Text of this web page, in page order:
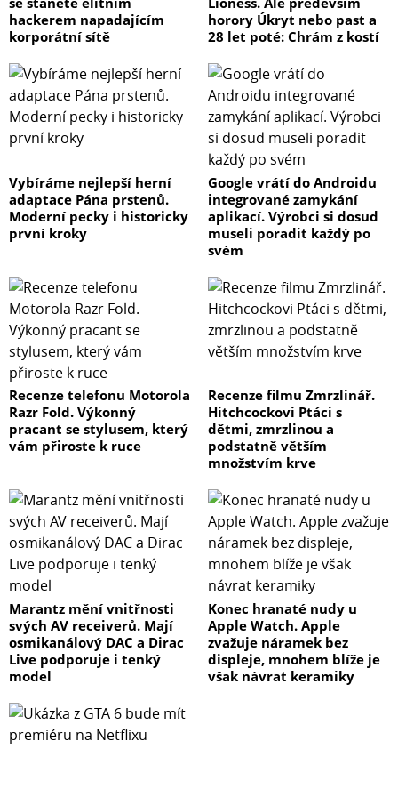
Provozní teplota 0°C na 40°C (32°F na 104°F)
Teplota pro skladování -20°C na 60°C (-5°F na 140°F)
Relativní vlhkost 5% na 95% RH
Certifikace
FCC
CE
BSMI
RCM
UKCA
EAC
CCC
BIS
Záruka
Tříletá záruka na hardware, kterou lze pomocí
prodloužené záruky prodloužené záruky Plus prodloužit
až na pět let
Poznámky Záruční doba začíná datem zakoupení
uvedeným na účtence. (Zjistěte více)
Prodloužená záruka Plus je k dispozici pouze v Evropě a v
Severní Americe. Podrobnosti o podporovaných
prodloužené záruky Plus. (Další informace)
Prostředí
Splňuje omezení RoHS
Obsah balíčku
Hlavní jednotka X 1
Balíček doplňků X 1
Napájecí adaptér střídavého napětí X 1
Napájecí kabel střídavého napětí X 1
Síťový kabel RJ-45 X 2
DDR4 ECC SODIMM: D4ES04-4G/D4ES03-8G/D4ES03-16G
Rozšiřovací jednotky: DX525
hackerem napadajícím
korporátní sítě
horory Úkryt nebo past a
28 let poté: Chrám z kostí
Vybíráme nejlepší herní
adaptace Pána prstenů.
Moderní pecky i historicky
první kroky
Google vrátí do Androidu
integrované zamykání
aplikací. Výrobci si dosud
museli poradit každý po
svém
Recenze telefonu Motorola
Razr Fold. Výkonný
pracant se stylusem, který
vám přiroste k ruce
Recenze filmu Zmrzlinář.
Hitchcockovi Ptáci s
dětmi, zmrzlinou a
podstatně větším
množstvím krve
Marantz mění vnitřnosti
svých AV receiverů. Mají
osmikanálový DAC a Dirac
Live podporuje i tenký
model
Konec hranaté nudy u
Apple Watch. Apple
zvažuje náramek bez
displeje, mnohem blíže je
však návrat keramiky